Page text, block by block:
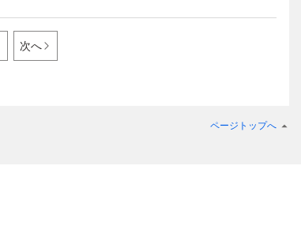
次へ
ページトップへ